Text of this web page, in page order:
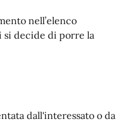
nell’elenco
si decide di porre la
dall'interessato o da